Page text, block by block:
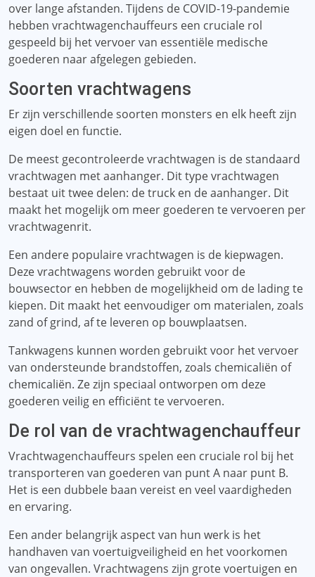
over lange afstanden. Tijdens de COVID-19-pandemie
hebben vrachtwagenchauffeurs een cruciale rol
gespeeld bij het vervoer van essentiële medische
goederen naar afgelegen gebieden.
Soorten vrachtwagens
Er zijn verschillende soorten monsters en elk heeft zijn
eigen doel en functie.
De meest gecontroleerde vrachtwagen is de standaard
vrachtwagen met aanhanger. Dit type vrachtwagen
bestaat uit twee delen: de truck en de aanhanger. Dit
maakt het mogelijk om meer goederen te vervoeren per
vrachtwagenrit.
Een andere populaire vrachtwagen is de kiepwagen.
Deze vrachtwagens worden gebruikt voor de
bouwsector en hebben de mogelijkheid om de lading te
kiepen. Dit maakt het eenvoudiger om materialen, zoals
zand of grind, af te leveren op bouwplaatsen.
Tankwagens kunnen worden gebruikt voor het vervoer
van ondersteunde brandstoffen, zoals chemicaliën of
chemicaliën. Ze zijn speciaal ontworpen om deze
goederen veilig en efficiënt te vervoeren.
De rol van de vrachtwagenchauffeur
Vrachtwagenchauffeurs spelen een cruciale rol bij het
transporteren van goederen van punt A naar punt B.
Het is een dubbele baan vereist en veel vaardigheden
en ervaring.
Een ander belangrijk aspect van hun werk is het
handhaven van voertuigveiligheid en het voorkomen
van ongevallen. Vrachtwagens zijn grote voertuigen en